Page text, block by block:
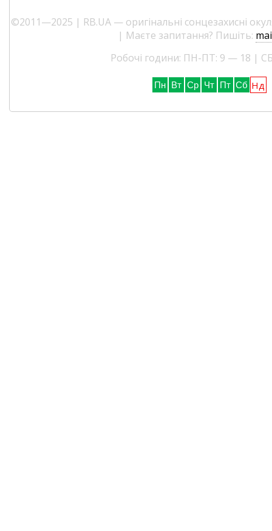
©2011—2025 | RB.UA — оригінальні сонцезахисні
| Маєте запитання? Пишіть:
Робочі години: ПН-ПТ: 9 — 18 |
Пн Вт Ср Чт Пт Сб Нд